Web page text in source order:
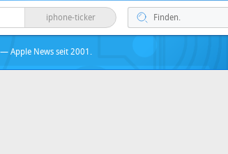
iphone-ticker
— Apple News seit 2001.